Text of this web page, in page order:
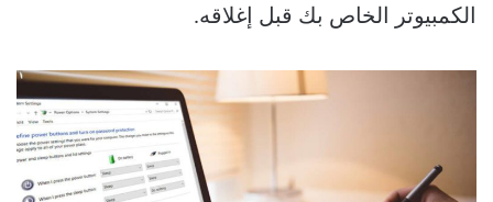
الكمبيوتر الخاص بك قبل إغلاقه.